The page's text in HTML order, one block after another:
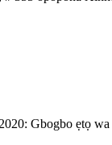
Gbogbo ẹtọ wa